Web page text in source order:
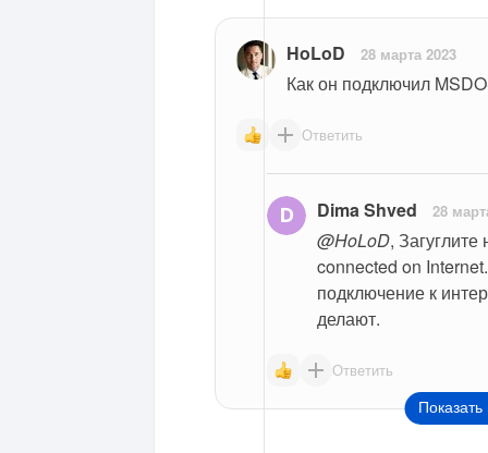
HoLoD 28 марта 2023
Как он подключил
Ответить
Dima Shved 28
@HoLoD,
connected on
подключение к
делают.
Ответить